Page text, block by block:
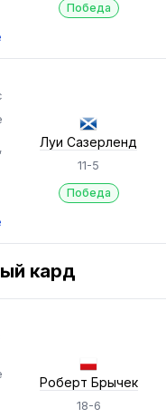
Победа
Луи Сазерленд
11-5
Победа
кард
Роберт Брычек
18-6